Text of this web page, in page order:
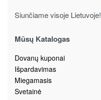
Siunčiame visoje Lietuvoje!
Mūsų Katalogas
Dovanų kuponai
Išpardavimas
Miegamasis
Svetainė